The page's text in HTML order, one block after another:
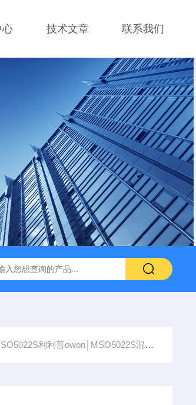
心 技术文章 联系我们
利利普owon│MSO5022S混合数字示波器